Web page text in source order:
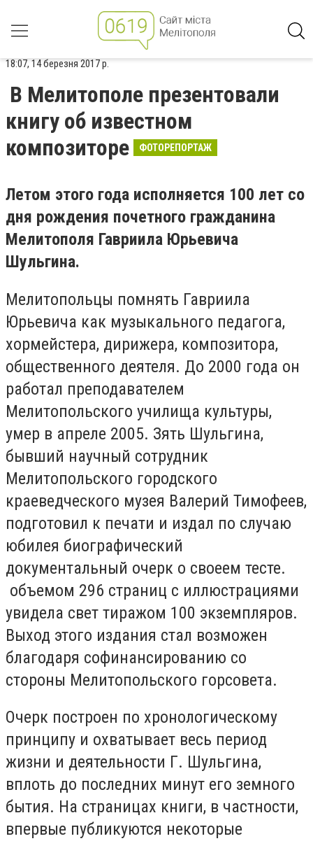
18:07, 14 березня 2017 р.
В Мелитополе презентовали
книгу об известном
композиторе
ФОТОРЕПОРТАЖ
Летом этого года исполняется 100 лет со
дня рождения почетного гражданина
Мелитополя Гавриила Юрьевича
Шульгина.
Мелитопольцы помнять Гавриила
Юрьевича как музыкального педагога,
хормейстера, дирижера, композитора,
общественного деятеля. До 2000 года он
работал преподавателем
Мелитопольского училища культуры,
умер в апреле 2005. Зять Шульгина,
бывший научный сотрудник
Мелитопольского городского
краеведческого музея Валерий Тимофеев,
подготовил к печати и издал по случаю
юбилея биографический
документальный очерк о своеем тесте.
объемом 296 страниц с иллюстрациями
увидела свет тиражом 100 экземпляров.
Выход этого издания стал возможен
благодаря софинансированию со
стороны Мелитопольского горсовета.
Очерк построен по хронологическому
принципу и охватывает весь период
жизни и деятельности Г. Шульгина,
вплоть до последних минут его земного
бытия. На страницах книги, в частности,
впервые публикуются некоторые